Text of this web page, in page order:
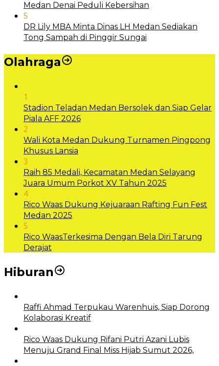
Medan Denai Peduli Kebersihan
5
DR Lily MBA Minta Dinas LH Medan Sediakan
Tong Sampah di Pinggir Sungai
Olahraga
1
Stadion Teladan Medan Bersolek dan Siap Gelar
Piala AFF 2026
2
Wali Kota Medan Dukung Turnamen Pingpong
Khusus Lansia
3
Raih 85 Medali, Kecamatan Medan Selayang
Juara Umum Porkot XV Tahun 2025
4
Rico Waas Dukung Kejuaraan Rafting Fun Fest
Medan 2025
5
Rico WaasTerkesima Dengan Bela Diri Tarung
Derajat
Hiburan
Raffi Ahmad Terpukau Warenhuis, Siap Dorong
Kolaborasi Kreatif
Rico Waas Dukung Rifani Putri Azani Lubis
Menuju Grand Final Miss Hijab Sumut 2026,